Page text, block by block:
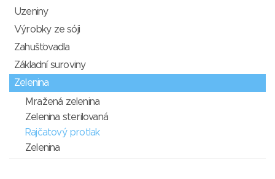
Uzeniny
Výrobky ze sóji
Zahušťovadla
Základní suroviny
Zelenina
Mražená zelenina
Zelenina sterilovaná
Rajčatový protlak
Zelenina